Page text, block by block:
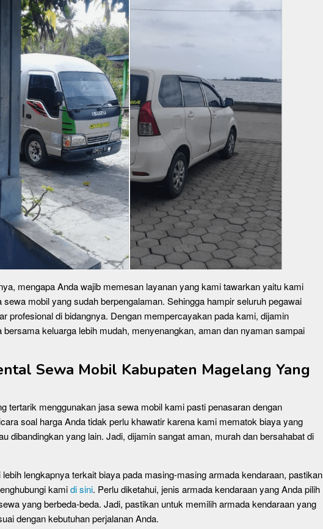
mengapa Anda wajib memesan layanan yang kami tawarkan yaitu kami
sewa mobil yang sudah berpengalaman. Sehingga hampir seluruh pegawai
profesional di bidangnya. Dengan mempercayakan pada kami, dijamin
bersama keluarga lebih mudah, menyenangkan, aman dan nyaman sampai
Sewa Mobil Kabupaten Magelang Yang
tertarik menggunakan jasa sewa mobil kami pasti penasaran dengan
soal harga Anda tidak perlu khawatir karena kami mematok biaya yang
dibandingkan yang lain. Jadi, dijamin sangat aman, murah dan bersahabat di
lengkapnya terkait biaya pada masing-masing armada kendaraan, pastikan
kamidi sini. Perlu diketahui, jenis armada kendaraan yang Anda pilih
yang berbeda-beda. Jadi, pastikan untuk memilih armada kendaraan yang
dengan kebutuhan perjalanan Anda.